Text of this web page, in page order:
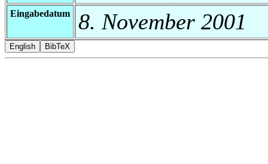
Eingabedatum 8. November 2001